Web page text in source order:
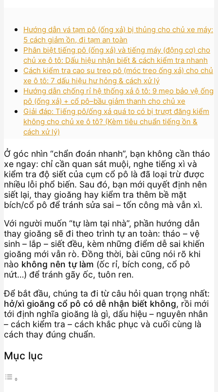
Hướng dẫn vá tạm pô (ống xả) bị thủng cho chủ xe máy:
5 cách giảm ồn, đi tạm an toàn
Phân biệt tiếng pô (ống xả) và tiếng máy (động cơ) cho
chủ xe ô tô: Dấu hiệu nhận biết & cách kiểm tra nhanh
Cách kiểm tra cao su treo pô (móc treo ống xả) cho chủ
xe ô tô: 7 dấu hiệu hư hỏng & cách xử lý
Hướng dẫn chống rỉ hệ thống xả ô tô: 9 mẹo bảo vệ ống
pô (ống xả) + cổ pô–bầu giảm thanh cho chủ xe
Giải đáp: Tiếng pô/ống xả quá to có bị trượt đăng kiểm
không cho chủ xe ô tô? (Kèm tiêu chuẩn tiếng ồn &
cách xử lý)
Ở góc nhìn “chẩn đoán nhanh”, bạn không cần tháo
xe ngay: chỉ cần quan sát muội, nghe tiếng xì và
kiểm tra độ siết của cụm cổ pô là đã loại trừ được
nhiều lỗi phổ biến. Sau đó, bạn mới quyết định nên
siết lại, thay gioăng hay kiểm tra thêm bề mặt
bích/cổ pô để tránh sửa sai – tốn công mà vẫn xì.
Với người muốn “tự làm tại nhà”, phần hướng dẫn
thay gioăng sẽ đi theo trình tự an toàn: tháo – vệ
sinh – lắp – siết đều, kèm những điểm dễ sai khiến
gioăng mới vẫn rò. Đồng thời, bài cũng nói rõ khi
nào không nên tự làm (ốc rỉ, bích cong, cổ pô
nứt…) để tránh gãy ốc, tuôn ren.
Để bắt đầu, chúng ta đi từ câu hỏi quan trọng nhất:
hở/xì gioăng cổ pô có dễ nhận biết không, rồi mới
tới định nghĩa gioăng là gì, dấu hiệu – nguyên nhân
– cách kiểm tra – cách khắc phục và cuối cùng là
cách thay đúng chuẩn.
Mục lục